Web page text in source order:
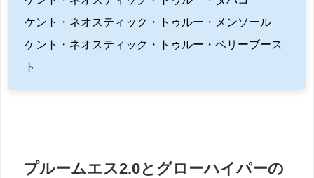
ケント・ネオスティック・トゥルー・メンソール
ケント・ネオスティック・トゥルー・ベリーブース
ト
プルームエス2.0とグローハイパーの